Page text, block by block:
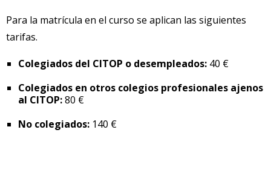
Para la matrícula en el curso se aplican las siguientes
tarifas.
Colegiados del CITOP o desempleados: 40 €
Colegiados en otros colegios profesionales ajenos
al CITOP:80 €
No colegiados: 140 €